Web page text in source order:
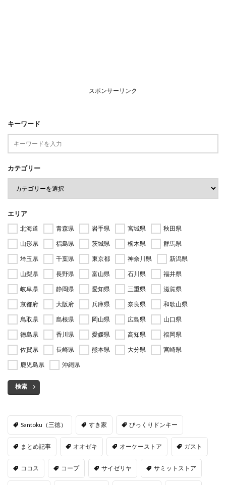
スポンサーリンク
キーワード
カテゴリー
エリア
北海道 青森県 岩手県 宮城県
秋田県
山形県
福島県 茨城県 栃木県
群馬県
埼玉県
千葉県 東京都 神奈川県
新潟県
山梨県
長野県 富山県 石川県
福井県
岐阜県
静岡県 愛知県 三重県
滋賀県
京都府
大阪府 兵庫県 奈良県
和歌山県
鳥取県
島根県 岡山県 広島県
山口県
徳島県
香川県 愛媛県 高知県
福岡県
佐賀県
長崎県 熊本県 大分県
宮崎県
鹿児島県
沖縄県
検索
Santoku（三徳） すき家 びっくりドンキー
まとめ記事 オオゼキ オーケーストア ガスト
ココス コープ サイゼリヤ サミットストア